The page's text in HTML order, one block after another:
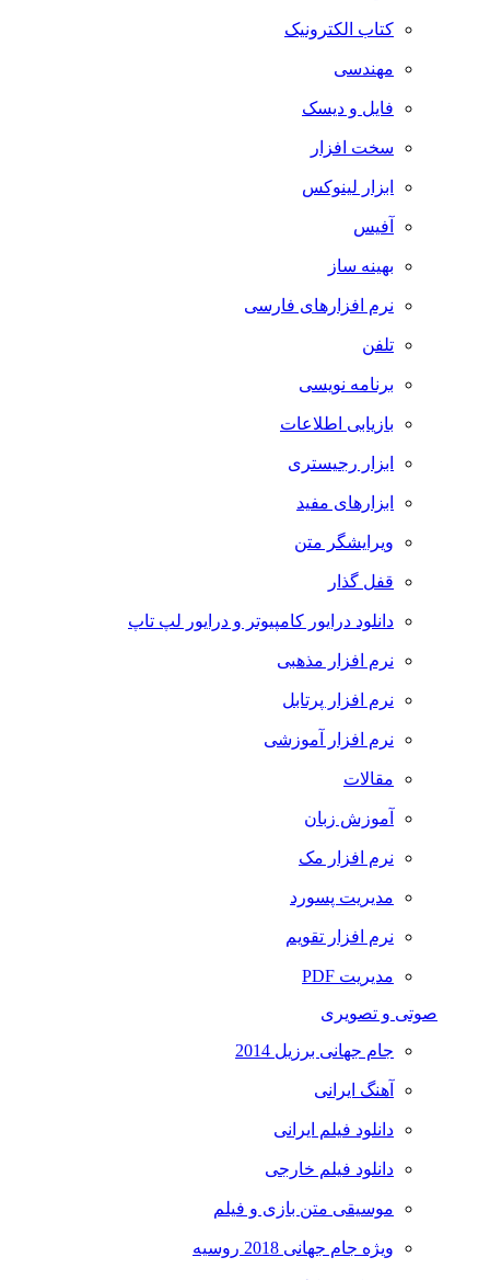
کتاب الکترونیک
مهندسی
فایل و دیسک
سخت افزار
ابزار لینوکس
آفیس
بهینه ساز
نرم افزارهای فارسی
تلفن
برنامه نویسی
بازیابی اطلاعات
ابزار رجیستری
ابزارهای مفید
ویرایشگر متن
قفل گذار
دانلود درایور کامپیوتر و درایور لپ تاپ
نرم افزار مذهبی
نرم افزار پرتابل
نرم افزار آموزشی
مقالات
آموزش زبان
نرم افزار مک
مدیریت پسورد
نرم افزار تقویم
مدیریت PDF
صوتی و تصویری
جام جهانی برزیل 2014
آهنگ ایرانی
دانلود فیلم ایرانی
دانلود فیلم خارجی
موسیقی متن بازی و فیلم
ویژه جام جهانی 2018 روسیه